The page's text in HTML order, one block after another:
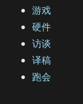
游戏
硬件
访谈
译稿
跑会